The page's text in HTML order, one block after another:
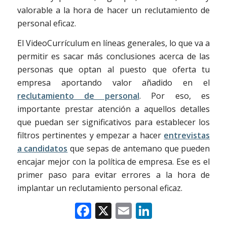
valorable a la hora de hacer un reclutamiento de
personal eficaz.
El VideoCurrículum en líneas generales, lo que va a
permitir es sacar más conclusiones acerca de las
personas que optan al puesto que oferta tu
empresa aportando valor añadido en el
reclutamiento de personal. Por eso, es
importante prestar atención a aquellos detalles
que puedan ser significativos para establecer los
filtros pertinentes y empezar a hacer entrevistas
a candidatos que sepas de antemano que pueden
encajar mejor con la política de empresa. Ese es el
primer paso para evitar errores a la hora de
implantar un reclutamiento personal eficaz.
Facebook
X EmailLinkedIn